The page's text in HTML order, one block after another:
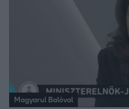
Magyarul Balóval